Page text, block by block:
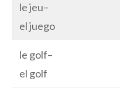
le jeu–
el juego
le golf–
el golf